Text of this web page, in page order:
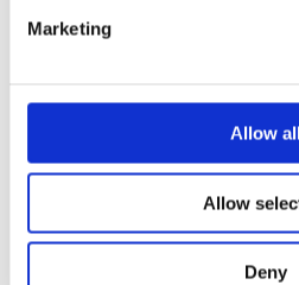
Marketing
Allow all
Allow
Deny
Företagarförbundet
inköpsavdelning, rådgivning,
mycket mer. Vi fokuserar på